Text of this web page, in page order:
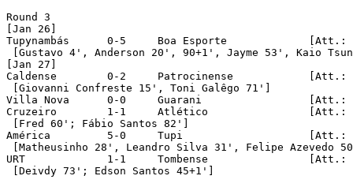
Round 3
[Jan 26]
Tupynambás	0-5	Boa Esporte		[Att.: 1,191]
[Gustavo 4', Anderson 20', 90+1', Jayme 53', Kaio
[Jan 27]
Caldense	0-2	Patrocinense		[Att.: 1,629]
[Giovanni Confreste 15', Toni Galêgo 71']
Villa Nova	0-0	Guarani			[Att.: 856]
Cruzeiro	1-1	Atlético		[Att.: 39,088]
[Fred 60'; Fábio Santos 82']
América		5-0	Tupi			[Att.: 1,477]
[Matheusinho 28', Leandro Silva 31', Felipe Azevedo
URT		1-1	Tombense		[Att.: 1,250]
[Deivdy 73'; Edson Santos 45+1']